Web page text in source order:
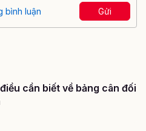
bình luận Gửi
cần biết về bảng cân đối